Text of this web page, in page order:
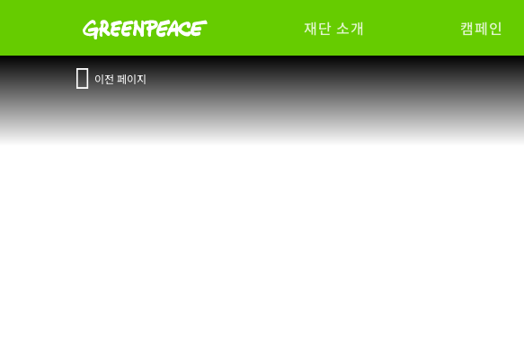
재단 소개 캠페인
이전 페이지